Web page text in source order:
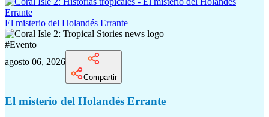
El misterio del Holandés Errante
#Evento
agosto 06, 2026
Compartir
El misterio del Holandés Errante